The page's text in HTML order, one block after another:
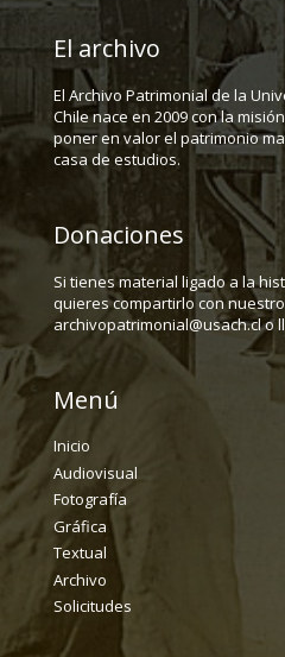
El archivo
El Archivo Patrimonial de la
Chile nace en 2009 con la
poner en valor el patrimonio
casa de estudios.
Donaciones
Si tienes material ligado a la
quieres compartirlo con
archivopatrimonial@usach.cl o
Menú
Inicio
Audiovisual
Fotografía
Gráfica
Textual
Archivo
Solicitudes